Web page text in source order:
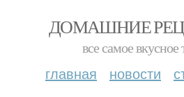
ДОМАШНИЕ
все самое вкусное
главная новости